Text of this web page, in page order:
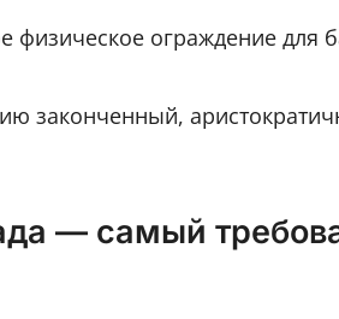
физическое ограждение для
законченный,
— самый